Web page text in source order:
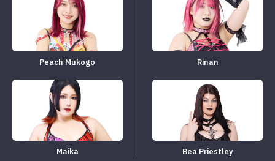
Peach Mukogo
Maika
Rinan
Bea Priestley